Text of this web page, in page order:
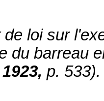
de loi sur
du barreau
1923, p. 533).